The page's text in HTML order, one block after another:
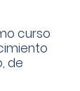
curso
de